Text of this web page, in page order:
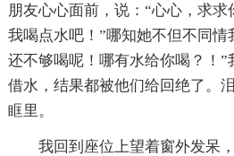
朋友心心面前，说：“心心，求
我喝点水吧！”哪知她不但不同情
还不够喝呢！哪有水给你喝？！”
借水，结果都被他们给回绝了。
眶里。
我回到座位上望着窗外发呆